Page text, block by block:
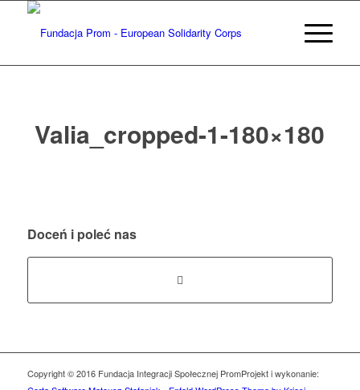
Valia_cropped-1-180×180
Doceń i poleć nas
Copyright © 2016 Fundacja Integracji Społecznej PromProjekt i wykonanie: